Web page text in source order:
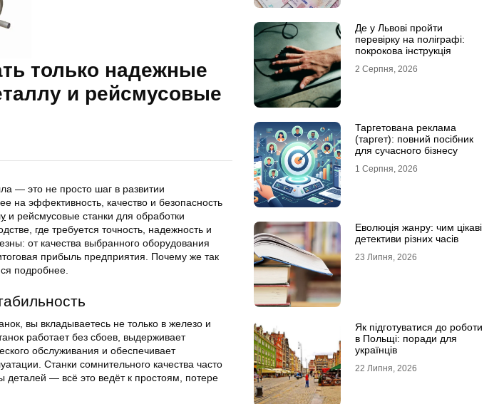
только надежные
и рейсмусовые
— это не просто шаг в развитии
на эффективность, качество и безопасность
и рейсмусовые станки для обработки
где требуется точность, надежность и
от качества выбранного оборудования
прибыль предприятия. Почему же так
подробнее.
вы вкладываетесь не только в железо и
работает без сбоев, выдерживает
обслуживания и обеспечивает
Станки сомнительного качества часто
деталей — всё это ведёт к простоям, потере
Де у Львові пройти
перевірку на поліграфі:
покрокова інструкція
2 Серпня, 2026
Таргетована реклама
(таргет): повний посібник
для сучасного бізнесу
1 Серпня, 2026
Еволюція жанру: чим цікаві
детективи різних часів
23 Липня, 2026
Як підготуватися до роботи
в Польщі: поради для
українців
22 Липня, 2026